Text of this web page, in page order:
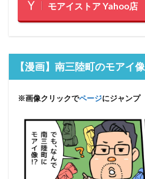
モアイストア Yahoo店
【漫画】南三陸町のモアイ像
※画像クリックでページにジャンプ